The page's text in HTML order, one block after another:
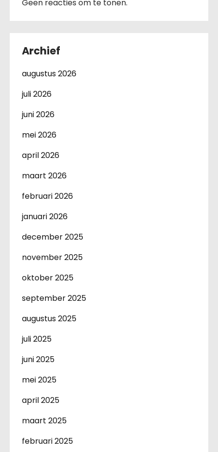
Geen reacties om te tonen.
Archief
augustus 2026
juli 2026
juni 2026
mei 2026
april 2026
maart 2026
februari 2026
januari 2026
december 2025
november 2025
oktober 2025
september 2025
augustus 2025
juli 2025
juni 2025
mei 2025
april 2025
maart 2025
februari 2025